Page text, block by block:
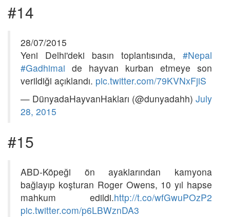
#14
28/07/2015
Yeni Delhi'deki basın toplantısında, #Nepal
#Gadhimai de hayvan kurban etmeye son
verildiği açıklandı. pic.twitter.com/79KVNxFjiS
— DünyadaHayvanHakları (@dunyadahh) July
28, 2015
#15
ABD-Köpeği ön ayaklarından kamyona
bağlayıp koşturan Roger Owens, 10 yıl hapse
mahkum edildi.http://t.co/wfGwuPOzP2
pic.twitter.com/p6LBWznDA3